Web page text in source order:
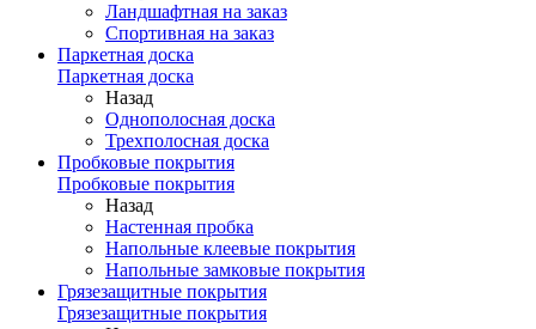
Ландшафтная на заказ
Спортивная на заказ
Паркетная доска
Паркетная доска
Назад
Однополосная доска
Трехполосная доска
Пробковые покрытия
Пробковые покрытия
Назад
Настенная пробка
Напольные клеевые покрытия
Напольные замковые покрытия
Грязезащитные покрытия
Грязезащитные покрытия